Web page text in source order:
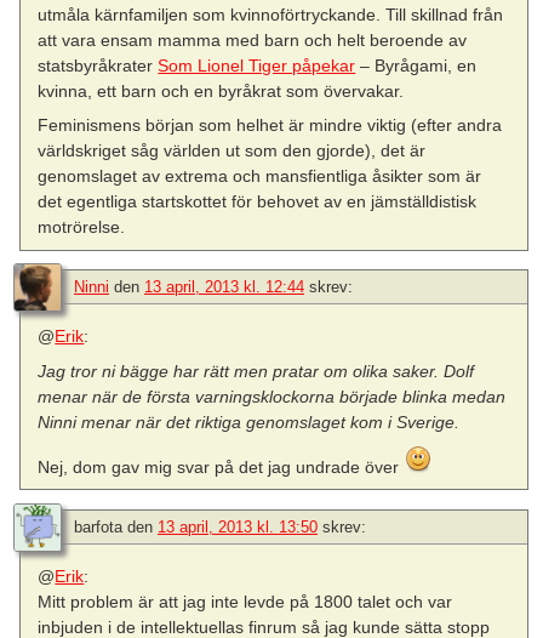
utmåla kärnfamiljen som kvinnoförtryckande. Till skillnad från
att vara ensam mamma med barn och helt beroende av
statsbyråkraterSom Lionel Tiger påpekar – Byrågami, en
kvinna, ett barn och en byråkrat som övervakar.
Feminismens början som helhet är mindre viktig (efter andra
världskriget såg världen ut som den gjorde), det är
genomslaget av extrema och mansfientliga åsikter som är
det egentliga startskottet för behovet av en jämställdistisk
motrörelse.
Ninni den 13 april, 2013 kl. 12:44 skrev:
@Erik:
Jag tror ni bägge har rätt men pratar om olika saker. Dolf
menar när de första varningsklockorna började blinka medan
Ninni menar när det riktiga genomslaget kom i Sverige.
Nej, dom gav mig svar på det jag undrade över
barfota den 13 april, 2013 kl. 13:50 skrev:
@Erik:
Mitt problem är att jag inte levde på 1800 talet och var
inbjuden i de intellektuellas finrum så jag kunde sätta stopp